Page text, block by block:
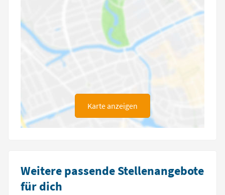
Karte anzeigen
Weitere passende Stellenangebote
für dich